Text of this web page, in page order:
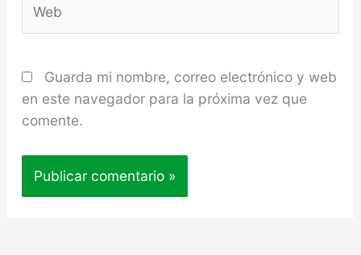
Guarda mi nombre, correo electrónico y web
en este navegador para la próxima vez que
comente.